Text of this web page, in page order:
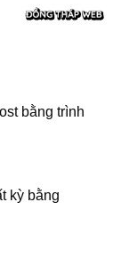
bằng trình
kỳ bằng